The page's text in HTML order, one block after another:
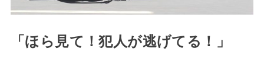
「ほら見て！犯人が逃げてる！」